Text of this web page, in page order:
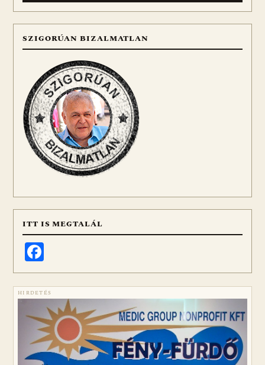
SZIGORÚAN BIZALMATLAN
ITT IS MEGTALÁL
HIRDETÉS